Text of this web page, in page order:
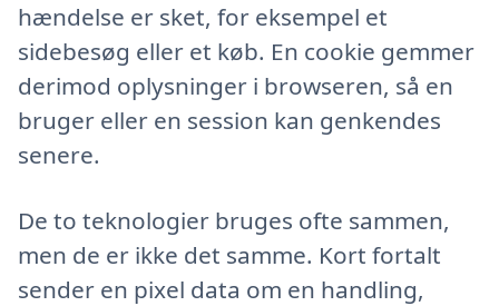
hændelse er sket, for eksempel et
sidebesøg eller et køb. En cookie gemmer
derimod oplysninger i browseren, så en
bruger eller en session kan genkendes
senere.
De to teknologier bruges ofte sammen,
men de er ikke det samme. Kort fortalt
sender en pixel data om en handling,